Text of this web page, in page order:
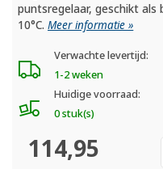
puntsregelaar, geschikt als
10°C.Meer informatie »
Verwachte levertijd:
1-2 weken
Huidige voorraad:
0 stuk(s)
114,95